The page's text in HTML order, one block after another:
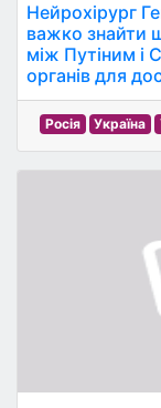
Нейрохірург
важко знайти
між Путіним і
органів для
Росія Україна